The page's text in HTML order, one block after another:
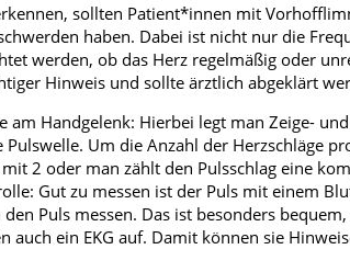
sollten Patient*innen mit
haben. Dabei ist nicht nur die
werden, ob das Herz regelmäßig oder
Hinweis und sollte ärztlich abgeklärt
am Handgelenk: Hierbei legt man Zeige-
Um die Anzahl der Herzschläge
2 oder man zählt den Pulsschlag eine
Gut zu messen ist der Puls mit einem
Puls messen. Das ist besonders
auch ein EKG auf. Damit können sie